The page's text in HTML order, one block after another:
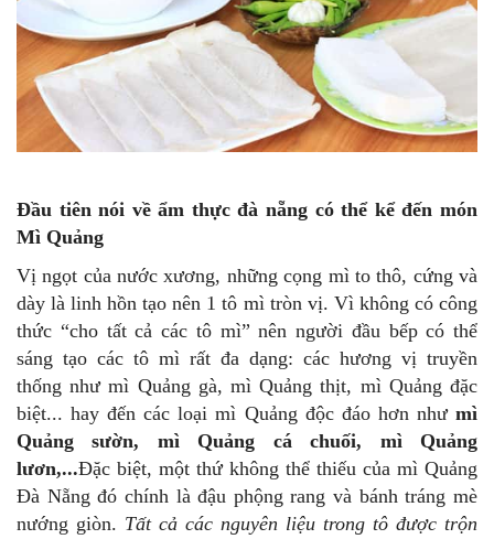
Đầu tiên nói về ẩm thực đà nẵng có thể kể đến món
Mì Quảng
Vị ngọt của nước xương, những cọng mì to thô, cứng và
dày là linh hồn tạo nên 1 tô mì tròn vị. Vì không có công
thức “cho tất cả các tô mì” nên người đầu bếp có thể
sáng tạo các tô mì rất đa dạng: các hương vị truyền
thống như mì Quảng gà, mì Quảng thịt, mì Quảng đặc
biệt... hay đến các loại mì Quảng độc đáo hơn như mì
Quảng sườn, mì Quảng cá chuối, mì Quảng
lươn,...Đặc biệt, một thứ không thể thiếu của mì Quảng
Đà Nẵng đó chính là đậu phộng rang và bánh tráng mè
nướng giòn. Tất cả các nguyên liệu trong tô được trộn